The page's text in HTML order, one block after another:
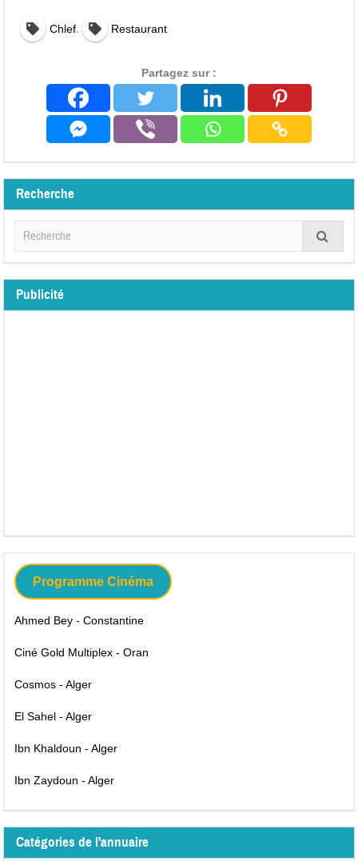
Chlef, Restaurant
Partagez sur :
Recherche
Publicité
Programme Cinéma
Ahmed Bey - Constantine
Ciné Gold Multiplex - Oran
Cosmos - Alger
El Sahel - Alger
Ibn Khaldoun - Alger
Ibn Zaydoun - Alger
Catégories de l'annuaire